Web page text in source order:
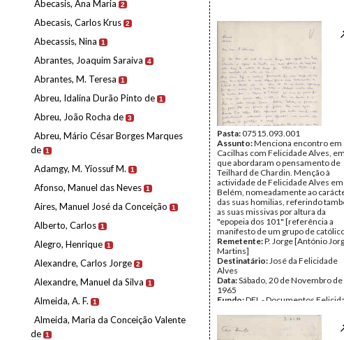
Abecasis, Ana Maria 2
Abecasis, Carlos Krus 2
Abecassis, Nina 1
Abrantes, Joaquim Saraiva 4
Abrantes, M. Teresa 1
Abreu, Idalina Durão Pinto de 1
Abreu, João Rocha de 3
Abreu, Mário César Borges Marques
de 1
Adamgy, M. Yiossuf M. 1
Afonso, Manuel das Neves 1
Aires, Manuel José da Conceição 1
Alberto, Carlos 1
Alegro, Henrique 1
Alexandre, Carlos Jorge 2
Alexandre, Manuel da Silva 1
Almeida, A. F. 1
Almeida, Maria da Conceição Valente
de 1
Pasta:07515.093.001
Assunto:Menciona encontro em
Cacilhas com Felicidade Alves, em
que abordaram o pensamento de
Teilhard de Chardin. Menção à
actividade de Felicidade Alves em
Belém, nomeadamente ao
das suas homilias, referindo
as suas missivas por altura da
"epopeia dos 101" [referência a
manifesto de um grupo de
Remetente:P. Jorge [António
Martins]
Destinatário:José da Felicidade
Alves
Data:Sábado, 20 de Novembro de
1965
Fundo:DFL - Documentos
Tipo Documental:
Página(s):